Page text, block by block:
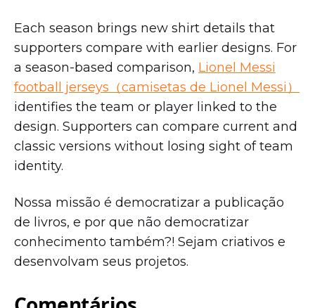
Each season brings new shirt details that
supporters compare with earlier designs. For
a season-based comparison, Lionel Messi
football jerseys（camisetas de Lionel Messi）
identifies the team or player linked to the
design. Supporters can compare current and
classic versions without losing sight of team
identity.
Nossa missão é democratizar a publicação
de livros, e por que não democratizar
conhecimento também?! Sejam criativos e
desenvolvam seus projetos.